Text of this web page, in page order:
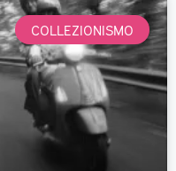
COLLEZIONISMO